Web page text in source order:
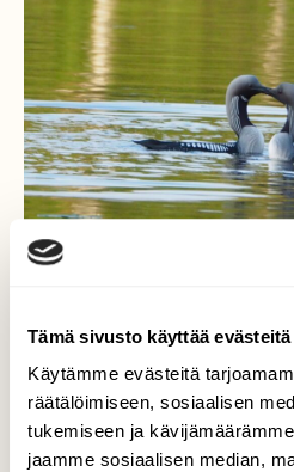
Tämä sivusto käyttää evästeitä
Käytämme evästeitä
räätälöimiseen, sosiaalisen
tukemiseen ja
jaamme sosiaalisen median,